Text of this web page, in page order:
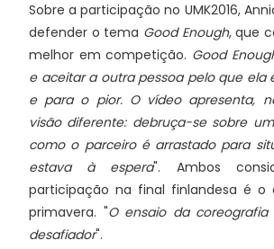
Sobre a participação no UMK2016,
defender o tema Good Enough, que
melhor em competição. Good
e aceitar a outra pessoa pelo que ela
e para o pior. O vídeo apresenta,
visão diferente: debruça-se sobre
como o parceiro é arrastado para
estava à espera". Ambos
participação na final finlandesa é o
primavera. "O ensaio da
desafiador".